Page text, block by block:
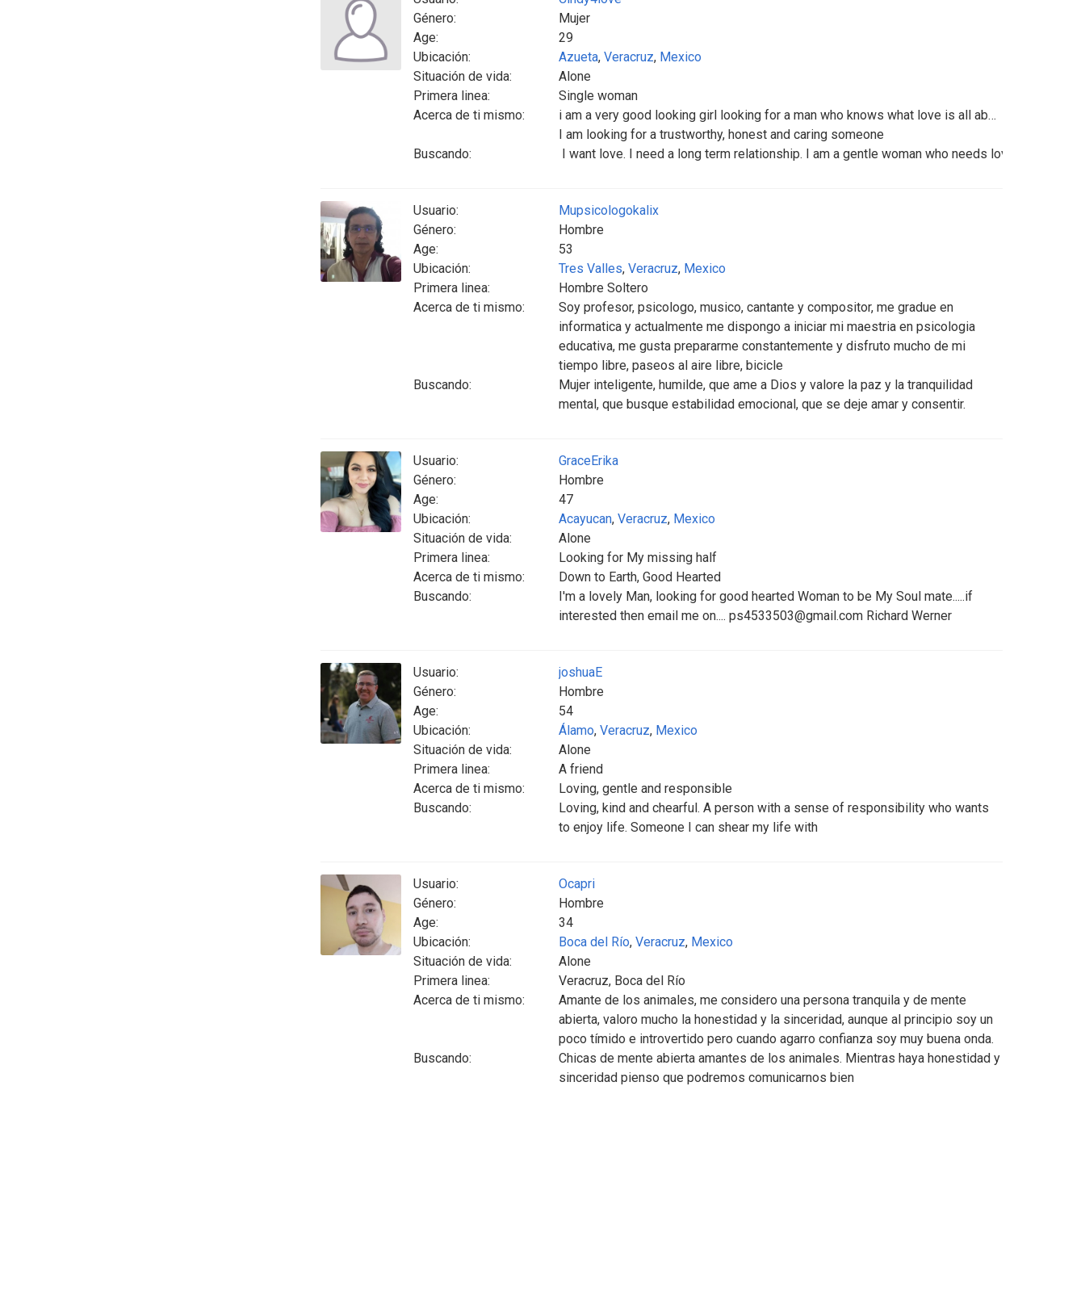
Género:
Mujer
Age:
29
Ubicación:
Azueta, Veracruz, Mexico
Situación de vida:
Alone
Primera linea:
Single woman
Acerca de ti mismo:
i am a very good looking girl looking for a man who knows what love is all about to a woman
I am looking for a trustworthy, honest and caring someone
Buscando:
I want love. I need a long term relationship. I am a gentle woman who needs love and
Usuario:
Mupsicologokalix
Género:
Hombre
Age:
53
Ubicación:
Tres Valles, Veracruz, Mexico
Primera linea:
Hombre Soltero
Acerca de ti mismo:
Soy profesor, psicologo, musico, cantante y compositor, me gradue en
informatica y actualmente me dispongo a iniciar mi maestria en psicologia
educativa, me gusta prepararme constantemente y disfruto mucho de mi
tiempo libre, paseos al aire libre, bicicle
Buscando:
Mujer inteligente, humilde, que ame a Dios y valore la paz y la tranquilidad
mental, que busque estabilidad emocional, que se deje amar y consentir.
Usuario:
GraceErika
Género:
Hombre
Age:
47
Ubicación:
Acayucan, Veracruz, Mexico
Situación de vida:
Alone
Primera linea:
Looking for My missing half
Acerca de ti mismo:
Down to Earth, Good Hearted
Buscando:
I'm a lovely Man, looking for good hearted Woman to be My Soul mate.....if
interested then email me on.... ps4533503@gmail.com Richard Werner
Usuario:
joshuaE
Género:
Hombre
Age:
54
Ubicación:
Álamo, Veracruz, Mexico
Situación de vida:
Alone
Primera linea:
A friend
Acerca de ti mismo:
Loving, gentle and responsible
Buscando:
Loving, kind and chearful. A person with a sense of responsibility who wants
to enjoy life. Someone I can shear my life with
Usuario:
Ocapri
Género:
Hombre
Age:
34
Ubicación:
Boca del Río, Veracruz, Mexico
Situación de vida:
Alone
Primera linea:
Veracruz, Boca del Río
Acerca de ti mismo:
Amante de los animales, me considero una persona tranquila y de mente
abierta, valoro mucho la honestidad y la sinceridad, aunque al principio soy un
poco tímido e introvertido pero cuando agarro confianza soy muy buena onda.
Buscando:
Chicas de mente abierta amantes de los animales. Mientras haya honestidad y
sinceridad pienso que podremos comunicarnos bien